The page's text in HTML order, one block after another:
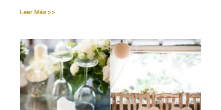
Leer Más >>